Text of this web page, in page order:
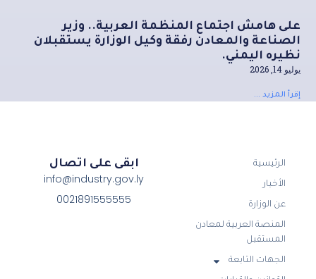
على هامش اجتماع المنظمة العربية.. وزير
الصناعة والمعادن رفقة وكيل الوزارة يستقبلان
نظيره اليمني.
يوليو 14, 2026
إقرأ المزيد ...
الرئيسية
الأخبار
عن الوزارة
المنصة العربية لمعادن
المستقبل
الجهات التابعة
ابقى على اتصال
info@industry.gov.ly
0021891555555